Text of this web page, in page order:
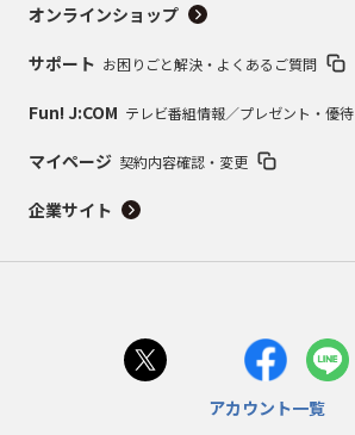
オンラインショップ
サポート お困りごと解決・よくあるご質問
Fun! J:COM テレビ番組情報／プレゼント・優待
マイページ 契約内容確認・変更
企業サイト
アカウント一覧